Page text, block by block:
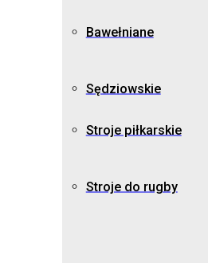
Bawełniane
Sędziowskie
Stroje piłkarskie
Stroje do rugby